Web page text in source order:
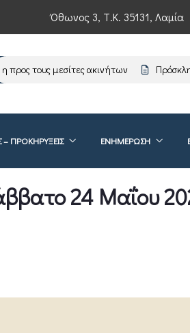
Όθωνος 3, Τ.Κ. 35131, Λαμία
τους μεσίτες ακινήτων
– ΠΡΟΚΗΡΥΞΕΙΣ ΕΝΗΜΈΡΩΣΗ
24 Μαΐου